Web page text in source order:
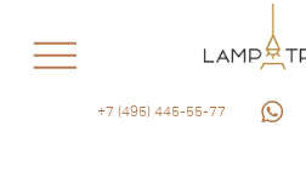
+7 (495) 445-55-77